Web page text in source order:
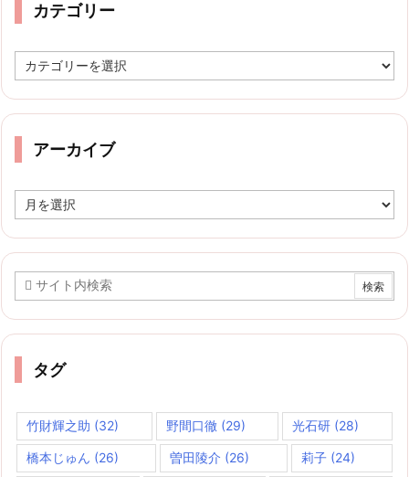
カテゴリー
テ
リ
アーカイブ
ー
イ
タグ
竹財輝之助 (32) 野間口徹(29) 光石研 (28)
橋本じゅん (26) 曽田陵介 (26) 莉子(24)